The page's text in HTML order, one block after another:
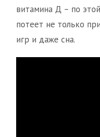
витамина Д – по
потеет не только
игр и даже сна.